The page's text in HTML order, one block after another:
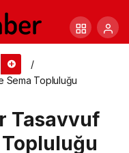
Sema Topluluğu
Tasavvuf